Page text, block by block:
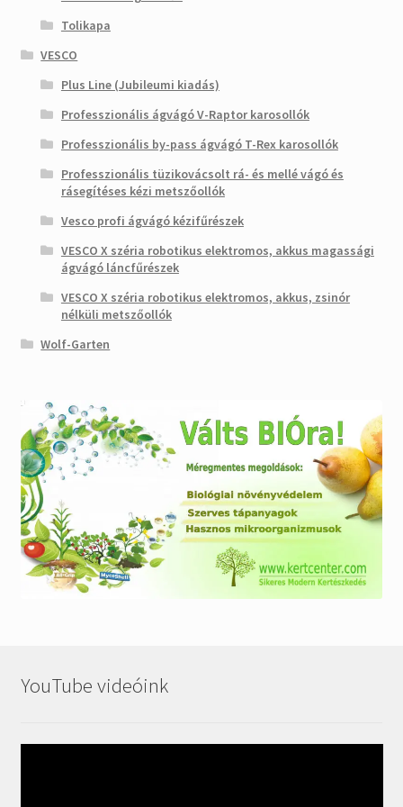
Tolikapa
VESCO
Plus Line (Jubileumi kiadás)
Professzionális ágvágó V-Raptor karosollók
Professzionális by-pass ágvágó T-Rex karosollók
Professzionális tüzikovácsolt rá- és mellé vágó és
rásegítéses kézi metszőollók
Vesco profi ágvágó kézifűrészek
VESCO X széria robotikus elektromos, akkus magassági
ágvágó láncfűrészek
VESCO X széria robotikus elektromos, akkus, zsinór
nélküli metszőollók
Wolf-Garten
YouTube videóink